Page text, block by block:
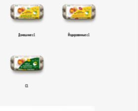
Домашние с1 Йодированные с1
С1